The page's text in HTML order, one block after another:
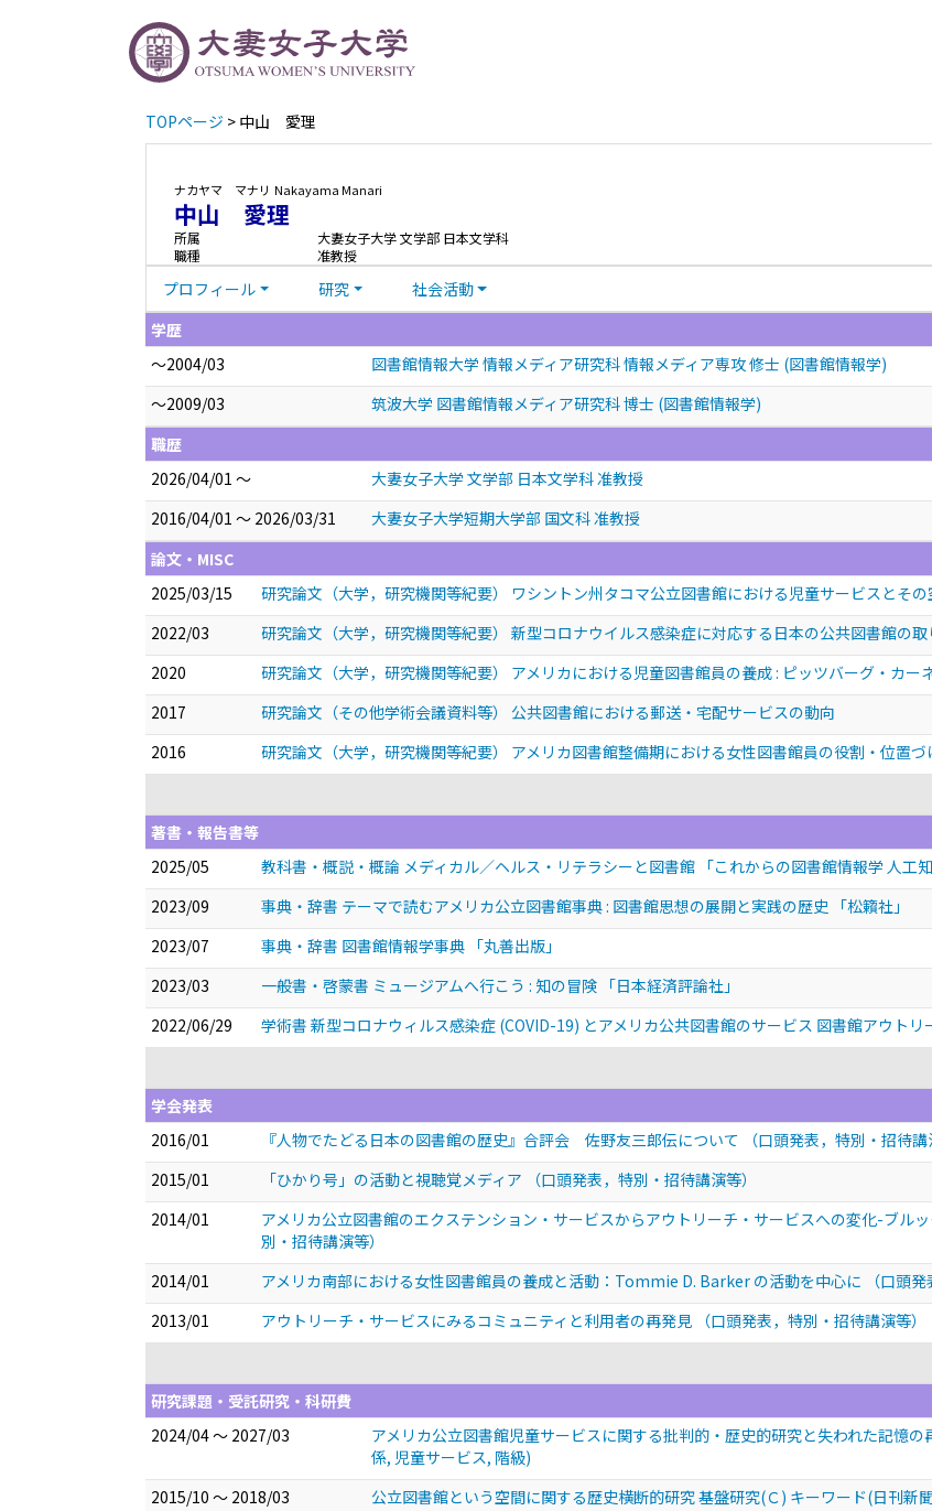
TOPページ > 中山 愛理
ナカヤマ マナリ Nakayama Manari
中山 愛理
所属
大妻女子大学 文学部 日本文学科
職種
准教授
プロフィール 研究
社会活動
学歴
～2004/03
図書館情報大学 情報メディア研究科 情報メディア専攻 修士 (図書館情報学)
～2009/03
筑波大学 図書館情報メディア研究科 博士 (図書館情報学)
職歴
2026/04/01 ～
大妻女子大学 文学部 日本文学科 准教授
2016/04/01 ～ 2026/03/31
大妻女子大学短期大学部 国文科 准教授
論文・MISC
2025/03/15
研究論文（大学，研究機関等紀要） ワシントン州タコマ公立図書館における児童サービスとその
2022/03
研究論文（大学，研究機関等紀要） 新型コロナウイルス感染症に対応する日本の公共図書館の
2020
研究論文（大学，研究機関等紀要） アメリカにおける児童図書館員の養成 : ピッツバーグ・カー
2017
研究論文（その他学術会議資料等） 公共図書館における郵送・宅配サービスの動向
2016
研究論文（大学，研究機関等紀要） アメリカ図書館整備期における女性図書館員の役割・位置
著書・報告書等
2025/05
教科書・概説・概論 メディカル／ヘルス・リテラシーと図書館 「これからの図書館情報学 人工
2023/09
事典・辞書 テーマで読むアメリカ公立図書館事典 : 図書館思想の展開と実践の歴史 「松籟社」
2023/07
事典・辞書 図書館情報学事典 「丸善出版」
2023/03
一般書・啓蒙書 ミュージアムへ行こう : 知の冒険 「日本経済評論社」
2022/06/29
学術書 新型コロナウィルス感染症 (COVID-19) とアメリカ公共図書館のサービス 図書館アウトリ
学会発表
2016/01
『人物でたどる日本の図書館の歴史』合評会 佐野友三郎伝について
（口頭発表，特別・招待講
2015/01
「ひかり号」の活動と視聴覚メディア
（口頭発表，特別・招待講演等）
2014/01
アメリカ公立図書館のエクステンション・サービスからアウトリーチ・サービスへの変化-ブル
別・招待講演等）
2014/01
アメリカ南部における女性図書館員の養成と活動：Tommie D. Barker の活動を中心に
（口頭
2013/01
アウトリーチ・サービスにみるコミュニティと利用者の再発見
（口頭発表，特別・招待講演等）
研究課題・受託研究・科研費
2024/04 ～ 2027/03
アメリカ公立図書館児童サービスに関する批判的・歴史的研究と失われた記憶
係, 児童サービス, 階級)
2015/10 ～ 2018/03
公立図書館という空間に関する歴史横断的研究 基盤研究(Ｃ) キーワード(日刊新